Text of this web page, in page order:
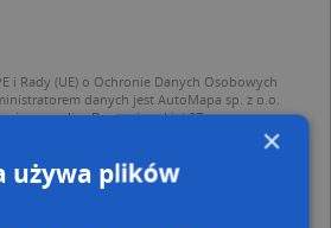
i Rady (UE) o Ochronie Danych Osobowych
danych jest AutoMapa sp. z o.o.
przy ulicy Domaniewskiej 37.
w celu:
oraz publikacji w wyszukiwarce firm i na
f RODO)
o firmach partnerom biznesowym operatora (art.
×
używa plików